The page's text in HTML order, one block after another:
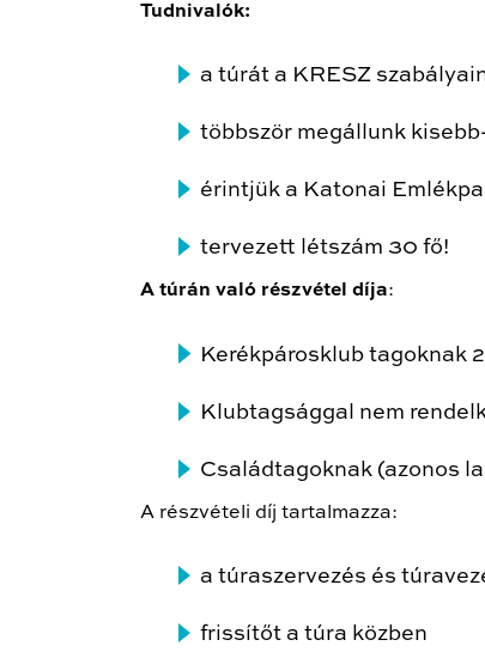
Tudnivalók:
a túrát a KRESZ
többször megállunk
érintjük a Katonai
tervezett létszám 30 fő!
A túrán való részvétel díja:
Kerékpárosklub tagoknak
Klubtagsággal nem
Családtagoknak (azonos
A részvételi díj tartalmazza:
a túraszervezés és
frissítőt a túra közben